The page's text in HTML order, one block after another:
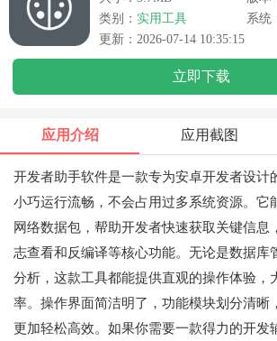
类别： 实用工具
系统
更新：2026-07-14 10:35:15
立即下载
应用介绍 应用截图
开发者助手软件是一款专为安卓开发者设计
小巧运行流畅，不会占用过多系统资源。它
网络数据包，帮助开发者快速获取关键信息
志查看和反编译等核心功能。无论是数据库
分析，这款工具都能提供直观的操作体验，
率。操作界面简洁明了，功能模块划分清晰
更加轻松高效。如果你需要一款得力的开发